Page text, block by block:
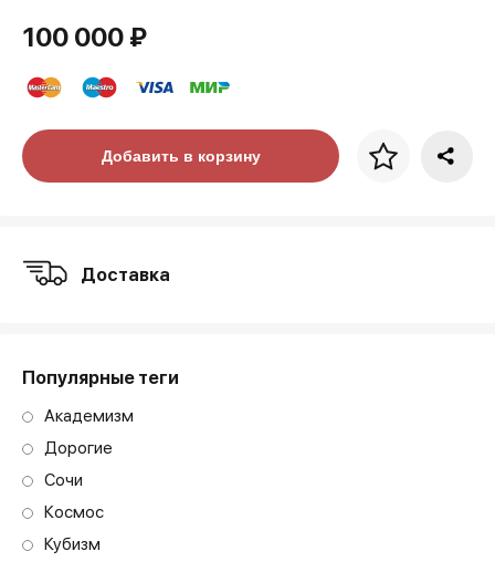
100 000 ₽
Цена за багетДобавить в корзину
Доставка
Популярные теги
Академизм
Дорогие
Сочи
Космос
Кубизм